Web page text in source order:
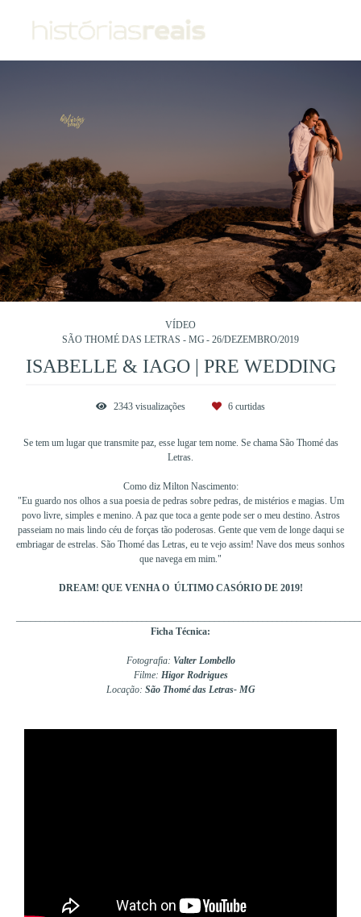
VÍDEO
SÃO THOMÉ DAS LETRAS - MG
26/DEZEMBRO/2019
ISABELLE & IAGO | PRE WEDDING
2343 visualizações 6 curtidas
Se tem um lugar que transmite paz, esse lugar tem nome. Se chama São Thomé das
Letras.
Como diz Milton Nascimento:
"Eu guardo nos olhos a sua poesia de pedras sobre pedras, de mistérios e magias. Um
povo livre, simples e menino. A paz que toca a gente pode ser o meu destino. Astros
passeiam no mais lindo céu de forças tão poderosas. Gente que vem de longe daqui se
embriagar de estrelas. São Thomé das Letras, eu te vejo assim! Nave dos meus sonhos
que navega em mim."
DREAM! QUE VENHA O ÚLTIMO CASÓRIO DE 2019!
Ficha Técnica:
Fotografia: Valter Lombello
Filme: Higor Rodrigues
Locação: São Thomé das Letras- MG